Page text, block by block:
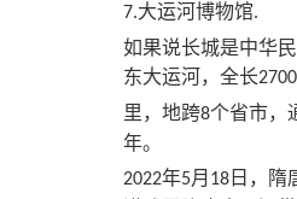
7.大运河博物馆.
如果说长城是中华
东大运河，全长2700
里，地跨8个省市，
年。
2022年5月 18 日，隋